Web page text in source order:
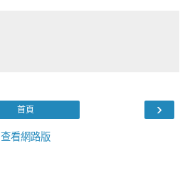
›
首頁
查看網路版